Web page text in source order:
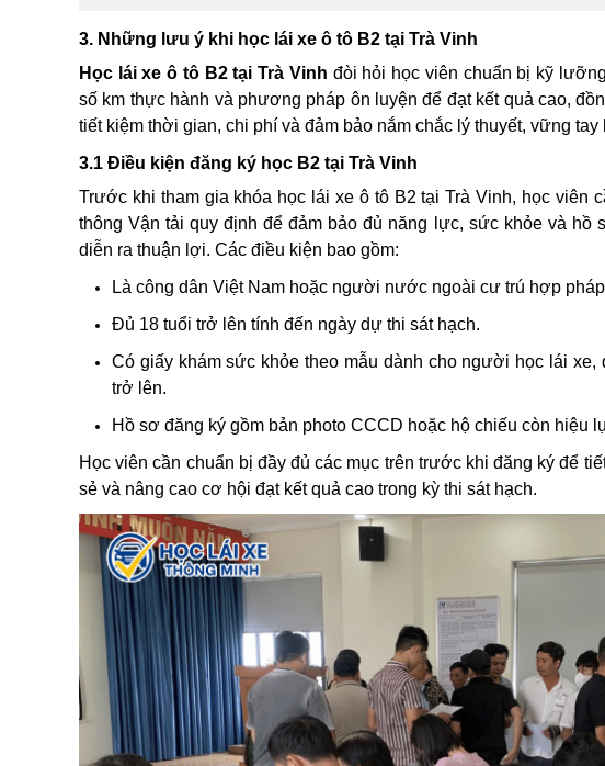
3. Những lưu ý khi học lái xe ô tô B2 tại Trà Vinh
Học lái xe ô tô B2 tại Trà Vinh đòi hỏi học viên chuẩn bị kỹ
số km thực hành và phương pháp ôn luyện để đạt kết quả cao,
tiết kiệm thời gian, chi phí và đảm bảo nắm chắc lý thuyết, vững
3.1 Điều kiện đăng ký học B2 tại Trà Vinh
Trước khi tham gia khóa học lái xe ô tô B2 tại Trà Vinh, học viên
thông Vận tải quy định để đảm bảo đủ năng lực, sức khỏe và hồ
diễn ra thuận lợi. Các điều kiện bao gồm:
Là công dân Việt Nam hoặc người nước ngoài cư trú hợp
Đủ 18 tuổi trở lên tính đến ngày dự thi sát hạch.
Có giấy khám sức khỏe theo mẫu dành cho người học lái
trở lên.
Hồ sơ đăng ký gồm bản photo CCCD hoặc hộ chiếu còn hiệu
Học viên cần chuẩn bị đầy đủ các mục trên trước khi đăng ký để
sẻ và nâng cao cơ hội đạt kết quả cao trong kỳ thi sát hạch.